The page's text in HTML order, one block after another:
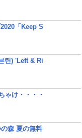
「Keep S
틴) 'Left & Ri
ゃけ・・・・
森 夏の無料